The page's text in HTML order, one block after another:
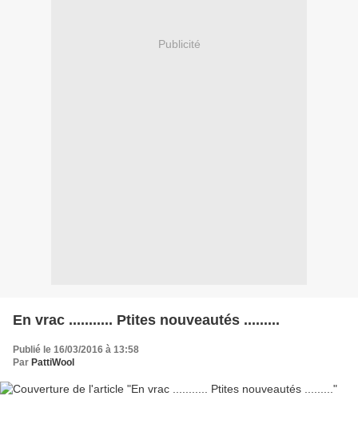
Publicité
En vrac ........... Ptites nouveautés .........
Publié le 16/03/2016 à 13:58
Par PattiWool